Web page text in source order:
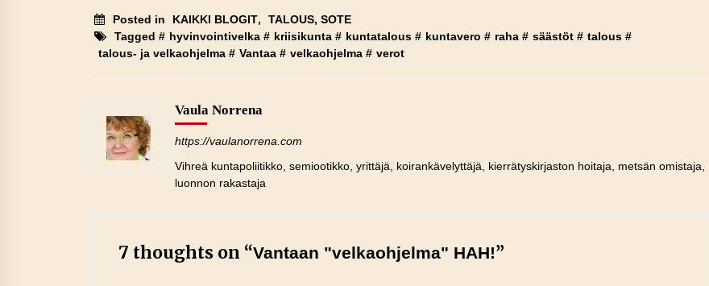
Posted in KAIKKI BLOGIT,
TALOUS, SOTE
Tagged # hyvinvointivelka # kriisikunta # kuntatalous # kuntavero # raha # säästöt # talous #
talous- ja velkaohjelma # Vantaa # velkaohjelma # verot
Vaula Norrena
https://vaulanorrena.com
Vihreä kuntapoliitikko, semiootikko, yrittäjä, koirankävelyttäjä, kierrätyskirjaston hoitaja, metsän omistaja,
luonnon rakastaja
7 thoughts on “Vantaan "velkaohjelma" HAH!”